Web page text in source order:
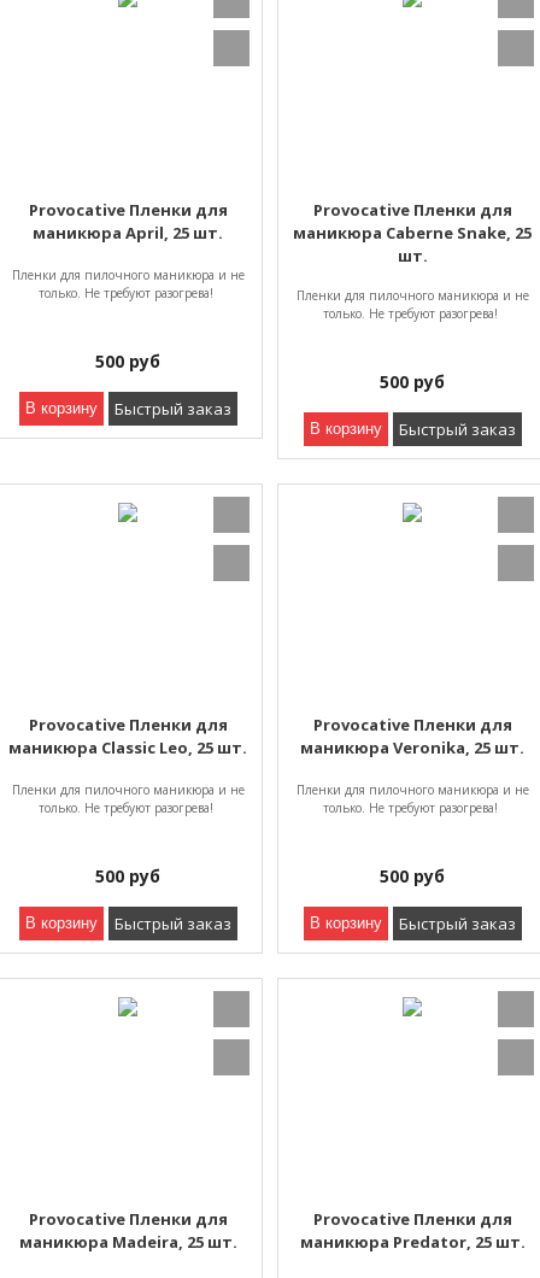
Provocative Пленки для
маникюра April, 25 шт.
Пленки для пилочного маникюра и не
только. Не требуют разогрева!
500 руб
В корзину Быстрый заказ
Provocative Пленки для
маникюра Caberne Snake, 25
шт.
Пленки для пилочного маникюра и не
только. Не требуют разогрева!
500 руб
В корзину Быстрый заказ
Provocative Пленки для
маникюра Classic Leo, 25 шт.
Пленки для пилочного маникюра и не
только. Не требуют разогрева!
500 руб
В корзину Быстрый заказ
Provocative Пленки для
маникюра Veronika, 25 шт.
Пленки для пилочного маникюра и не
только. Не требуют разогрева!
500 руб
В корзину Быстрый заказ
Provocative Пленки для
маникюра Madeira, 25 шт.
Provocative Пленки для
маникюра Predator, 25 шт.